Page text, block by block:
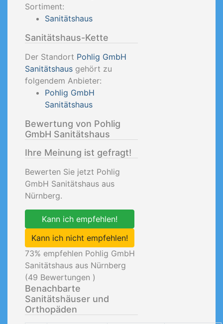
Sortiment:
Sanitätshaus
Sanitätshaus-Kette
Der Standort Pohlig GmbH
Sanitätshaus gehört zu
folgendem Anbieter:
Pohlig GmbH
Sanitätshaus
Bewertung von Pohlig
GmbH Sanitätshaus
Ihre Meinung ist gefragt!
Bewerten Sie jetzt Pohlig
GmbH Sanitätshaus aus
Nürnberg.
Kann ich empfehlen!
Kann ich nicht empfehlen!
73% empfehlen Pohlig GmbH
Sanitätshaus aus Nürnberg
(49 Bewertungen )
Benachbarte
Sanitätshäuser und
Orthopäden